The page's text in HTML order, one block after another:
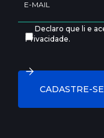
Declaro que li e
Privacidade.